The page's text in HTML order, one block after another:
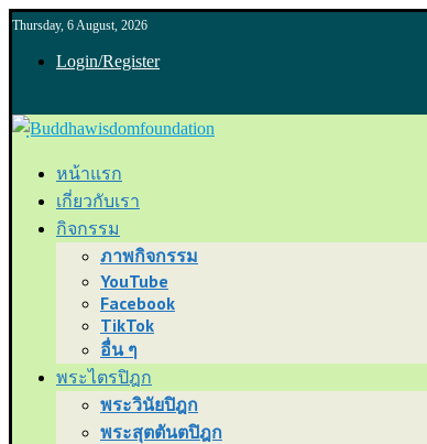
Thursday, 6 August, 2026
Login/Register
หน้าแรก
เกี่ยวกับเรา
กิจกรรม
ภาพกิจกรรม
YouTube
Facebook
TikTok
อื่น ๆ
พระไตรปิฎก
พระวินัยปิฎก
พระสุตตันตปิฎก